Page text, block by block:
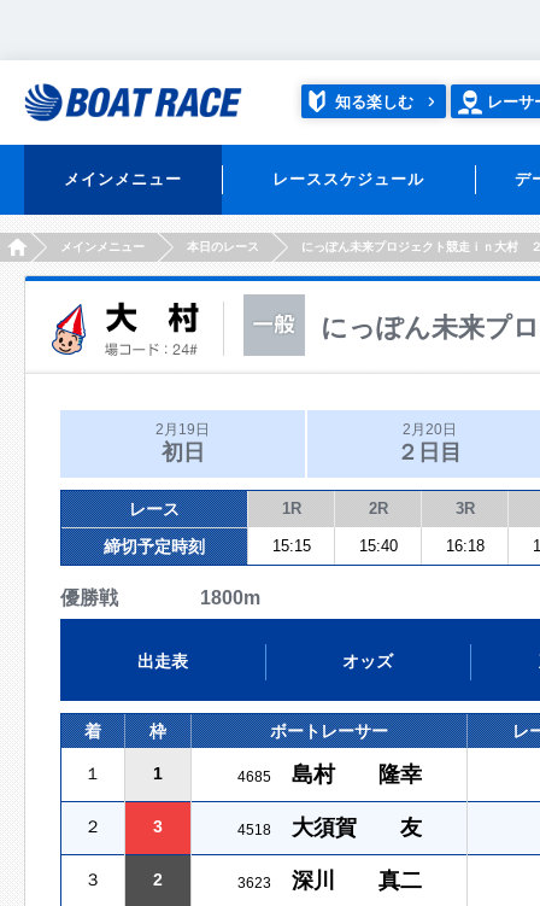
知る楽しむ レーサ
メインメニュー レーススケジュール デ
HOMEメインメニュー 本日のレース にっぽん未来プロジェクト競走ｉｎ大村
にっぽん未来プ
2月19日
初日
2月20日
２日目
レース 1R 2R 3R
締切予定時刻 15:15 15:40 16:18
優勝戦 1800m
出走表 オッズ
着 枠 ボートレーサー レ
１ 1 4685 島村 隆幸
２ 3 4518 大須賀 友
３ 2 3623 深川 真二